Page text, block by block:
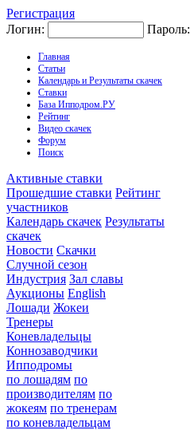
Регистрация
Логин:
Пароль:
Главная
Статьи
Календарь и Результаты скачек
Ставки
База Ипподром.РУ
Рейтинг
Видео скачек
Форум
Поиск
Активные ставки
Прошедшие ставки Рейтинг
участников
Календарь скачек Результаты
скачек
Новости Скачки
Случной сезон
Индустрия Зал славы
Аукционы English
Лошади Жокеи
Тренеры
Коневладельцы
Коннозаводчики
Ипподромы
по лошадям по
производителям по
жокеям по тренерам
по коневладельцам